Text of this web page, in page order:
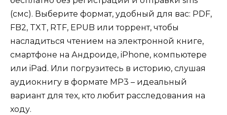
(смс). Выберите формат, удобный для вас: PDF,
FB2, TXT, RTF, EPUB или торрент, чтобы
насладиться чтением на электронной книге,
смартфоне на Андроиде, iPhone, компьютере
или iPad. Или погрузитесь в историю, слушая
аудиокнигу в формате MP3 – идеальный
вариант для тех, кто любит расследования на
ходу.